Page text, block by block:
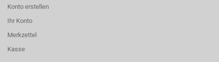
Konto erstellen
Ihr Konto
Merkzettel
Kasse